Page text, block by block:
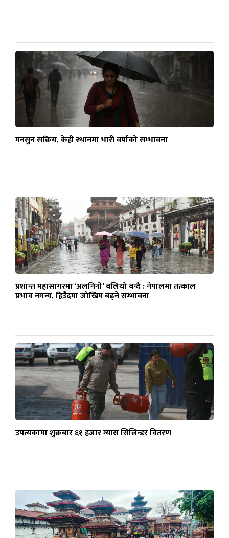
मनसुन सक्रिय, केही स्थानमा भारी वर्षाको सम्भावना
प्रशान्त महासागरमा ‘अलनिनो’ बलियो बन्दै : नेपालमा तत्काल
प्रभाव नगन्य, हिउँदमा जोखिम बढ्ने सम्भावना
उपत्यकामा शुक्रबार ६१ हजार ग्यास सिलिन्डर वितरण